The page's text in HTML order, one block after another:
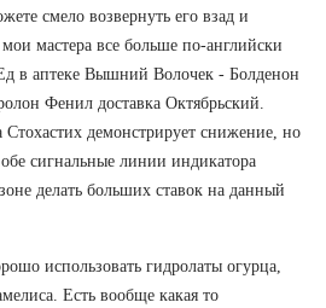
смело возвернуть его взад и
мастера все больше по-английски
в аптеке Вышний Волочек - Болденон
Фенил доставка Октябрьский.
демонстрирует снижение, но
сигнальные линии индикатора
делать больших ставок на данный
использовать гидролаты огурца,
Есть вообще какая то